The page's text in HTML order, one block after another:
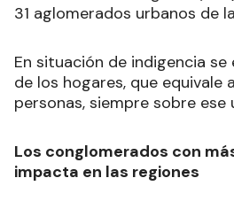
31 aglomerados urbanos de
En situación de indigencia se
de los hogares, que equivale
personas, siempre sobre ese
Los conglomerados con
impacta en las regiones